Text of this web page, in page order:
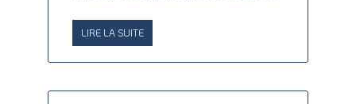
LIRE LA SUITE